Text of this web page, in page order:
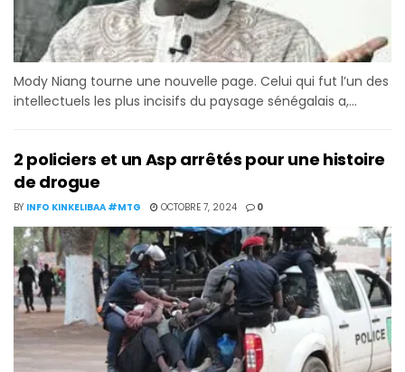
Mody Niang tourne une nouvelle page. Celui qui fut l’un des
intellectuels les plus incisifs du paysage sénégalais a,...
2 policiers et un Asp arrêtés pour une histoire
de drogue
BY INFO KINKELIBAA #MTG OCTOBRE 7, 2024 0